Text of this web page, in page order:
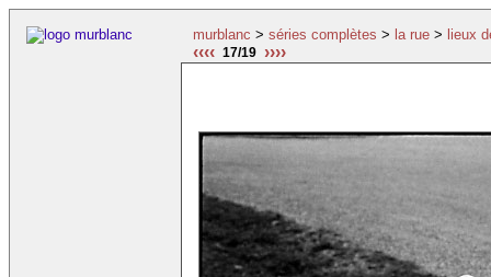
murblanc > séries complètes > la rue > lieux
‹‹‹‹ 17/19 ››››